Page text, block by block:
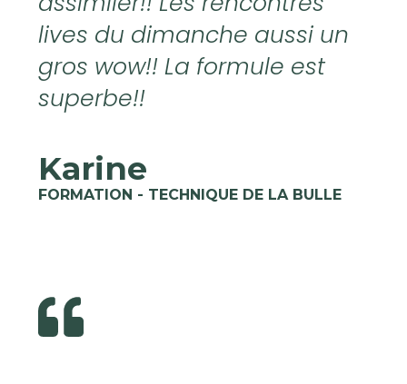
lives du dimanche aussi un
gros wow!! La formule est
superbe!!
Karine
FORMATION - TECHNIQUE DE LA BULLE